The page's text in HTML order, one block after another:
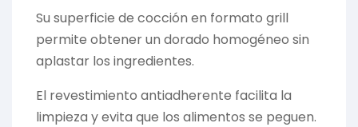
Su superficie de cocción en formato grill
permite obtener un dorado homogéneo sin
aplastar los ingredientes.
El revestimiento antiadherente facilita la
limpieza y evita que los alimentos se peguen.